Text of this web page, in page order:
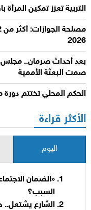
التربية تعزز تمكين
2026
بعد أحداث صرمان.. مجلس
صمت البعثة الأممية
الحكم المحلي تختتم
الأكثر قراءة
اليوم
«الضمان
السبب؟
الشارع يشتعل..